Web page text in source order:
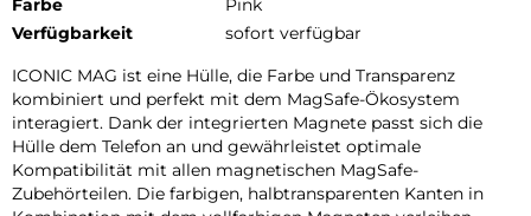
Farbe
Pink
Verfügbarkeit
sofort verfügbar
ICONIC MAG ist eine Hülle, die Farbe und Transparenz
kombiniert und perfekt mit dem MagSafe-Ökosystem
interagiert. Dank der integrierten Magnete passt sich die
Hülle dem Telefon an und gewährleistet optimale
Kompatibilität mit allen magnetischen MagSafe-
Zubehörteilen. Die farbigen, halbtransparenten Kanten in